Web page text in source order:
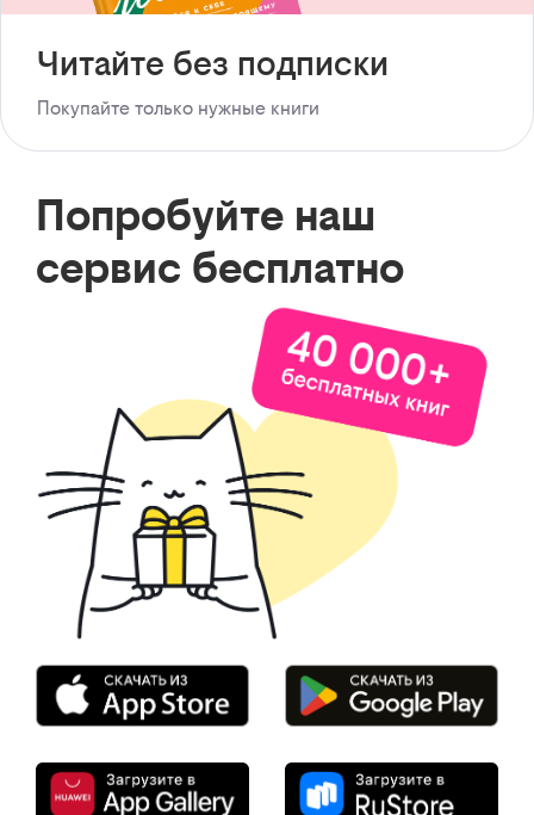
Читайте без подписки
Покупайте только нужные книги
Попробуйте наш
сервис бесплатно